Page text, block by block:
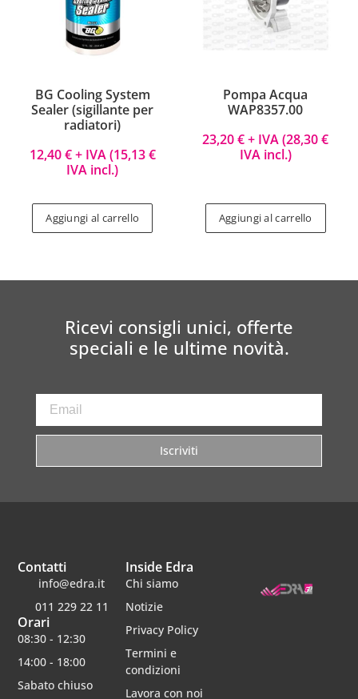
BG Cooling System
Sealer (sigillante per
radiatori)
12,40€+ IVA (15,13€
IVA incl.)
Aggiungi al carrello
Pompa Acqua
WAP8357.00
23,20€+ IVA (28,30€
IVA incl.)
Aggiungi al carrello
Ricevi consigli unici, offerte
speciali e le ultime novità.
Iscriviti
Inside Edra
Chi siamo
Notizie
Privacy Policy
Termini e
condizioni
Lavora con noi
Contatti
info@edra.it
011 229 22 11
Orari
08:30 - 12:30
14:00 - 18:00
Sabato chiuso